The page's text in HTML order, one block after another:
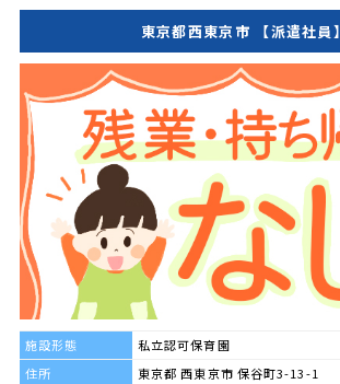
東京都西東京市 【派遣社員】
施設形態
私立認可保育園
住所
東京都 西東京市 保谷町3-13-1